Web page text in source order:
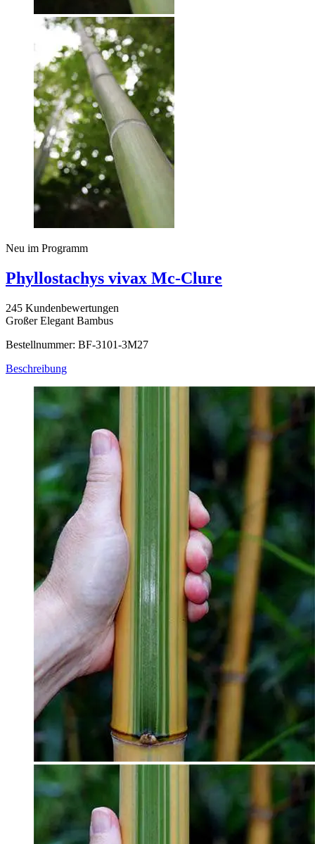
Neu im Programm
Phyllostachys vivax Mc-Clure
245 Kundenbewertungen
Großer Elegant Bambus
Bestellnummer: BF-3101-3M27
Beschreibung